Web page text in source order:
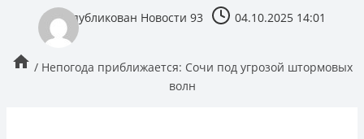
опубликован Новости 93 04.10.2025 14:01
/ Непогода приближается: Сочи под угрозой штормовых
волн